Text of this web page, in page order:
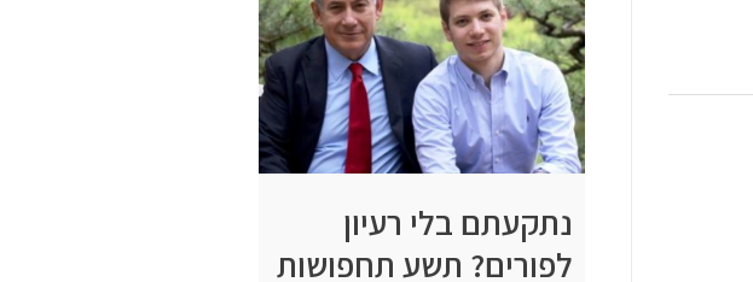
נתקעתם בלי רעיון
לפורים? תשע תחפושות